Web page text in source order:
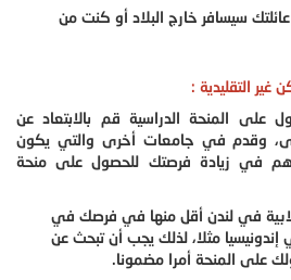
سيسافر خارج البلاد أو كنت من
المنحة الدراسية قم بالابتعاد عن
وقدم في جامعات أخرى والتي يكون
في زيادة فرصتك للحصول على منحة
في لندن أقل منها في فرصك في
مثلا، لذلك يجب أن تبحث عن
على المنحة أمرا مضمونا.